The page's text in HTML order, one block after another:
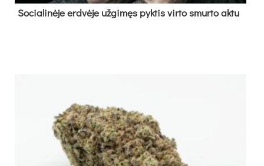
So­cia­li­nė­je erd­vė­je už­gi­męs pyk­tis vir­to smur­to ak­tu